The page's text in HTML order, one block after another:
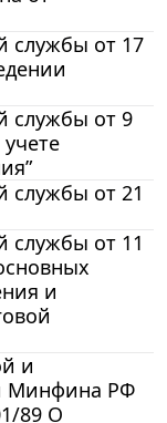
службы от 17
службы от 9
службы от 21
службы от 11
и
и
Минфина РФ
89 О